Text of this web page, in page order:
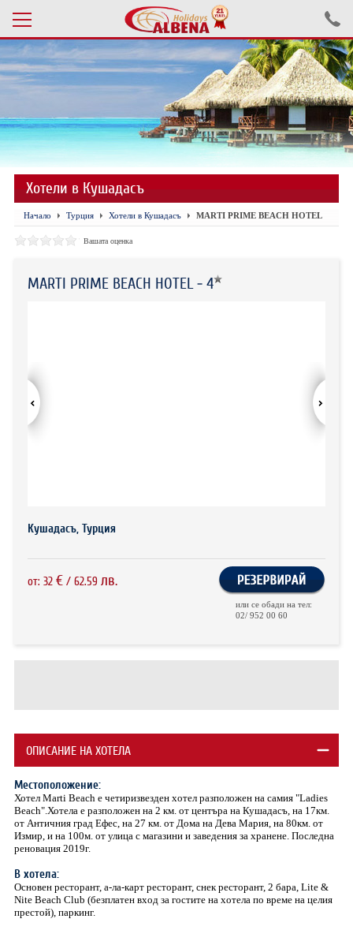
Проверка на резервация
ПОЧИВКИ С АВТОБУС 2026
ПОЧИВКИ СЪС САМОЛЕТ
ЕКСКУРЗИИ САМОЛЕТ
ЕКСКУРЗИИ АВТОБУС
ХОТЕЛИ В ТУРЦИЯ
НОВА ГОДИНА 2027
ХОТЕЛИ В АЛБАНИЯ
ОБЩИ УСЛОВИЯ ПАКЕТНИ
Хотели в Кушадасъ
Начало Турция Хотели в Кушадасъ MARTI PRIME BEACH HOTEL
Вашата оценка
MARTI PRIME BEACH HOTEL - 4
Кушадасъ, Турция
от: 32 €/ 62.59 лв.
или се обади на тел:
02/ 952 00 60
ОПИСАНИЕ НА ХОТЕЛА
Местоположение:
Хотел Marti Beach е четиризвезден хотел разположен на самия "Ladies
Beach".Хотела е разположен на 2 км. от центъра на Кушадасъ, на 17км.
от Античния град Ефес, на 27 км. от Дома на Дева Мария, на 80км. от
Измир, и на 100м. от улица с магазини и заведения за хранене. Последна
реновация 2019г.
В хотела:
Основен ресторант, а-ла-карт ресторант, снек ресторант, 2 бара, Lite &
Nite Beach Club (безплатен вход за гостите на хотела по време на целия
престой), паркинг.